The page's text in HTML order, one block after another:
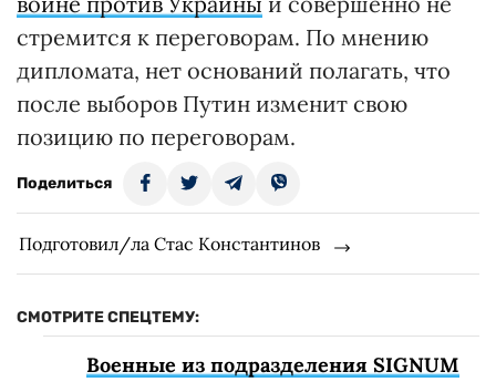
стремится к переговорам. По мнению
дипломата, нет оснований полагать, что
после выборов Путин изменит свою
позицию по переговорам.
Поделиться
Подготовил/ла Стас Константинов
СМОТРИТЕ СПЕЦТЕМУ:
Военные из подразделения SIGNUM